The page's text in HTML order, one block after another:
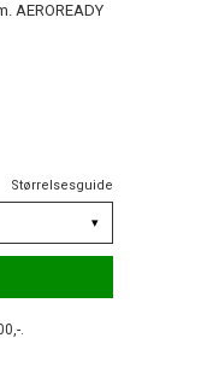
AEROREADY
Størrelsesguide
▾
.